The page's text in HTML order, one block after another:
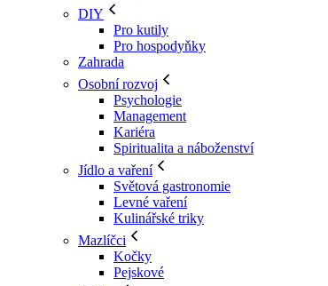
DIY
Pro kutily
Pro hospodyňky
Zahrada
Osobní rozvoj
Psychologie
Management
Kariéra
Spiritualita a náboženství
Jídlo a vaření
Světová gastronomie
Levné vaření
Kulinářské triky
Mazlíčci
Kočky
Pejskové